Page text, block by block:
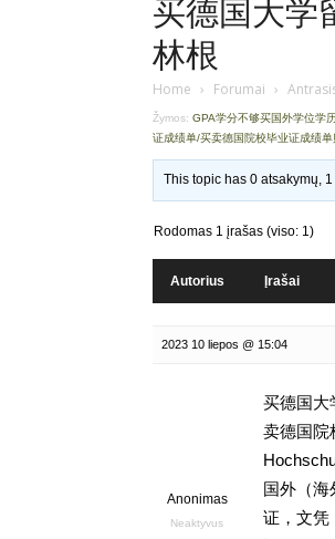
买德国大学
林根
Home › Forumai ›
Žymos: GPA学分不够买国外学位学
证成绩单/买卖德国院校毕业证成绩
This topic has 0 atsakymų,
Rodomas 1 įrašas (viso: 1)
Autorius Įrašai
2023 10 liepos @ 15:04
Anonimas
Neaktyvus
买德国大
卖德国院
国外（海
证，文凭